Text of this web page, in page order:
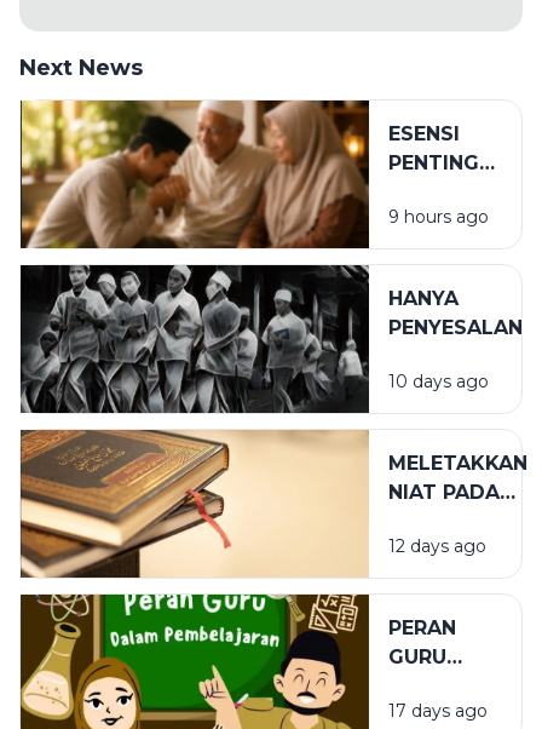
Next News
ESENSI
PENTING
BIRRUL
WALIDAIN
9 hours ago
HANYA
PENYESALAN
10 days ago
MELETAKKAN
NIAT PADA
YANG TEPAT
12 days ago
PERAN
GURU
PENDIDIKAN
17 days ago